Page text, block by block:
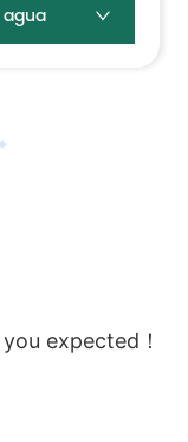
expected！